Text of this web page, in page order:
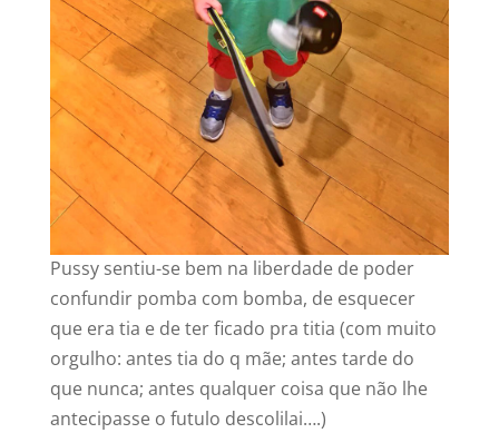
‍Pussy sentiu-se bem na liberdade de poder
confundir pomba com bomba, de esquecer
que era tia e de ter ficado pra titia (com muito
orgulho: antes tia do q mãe; antes tarde do
que nunca; antes qualquer coisa que não lhe
antecipasse o futulo descolilai….)